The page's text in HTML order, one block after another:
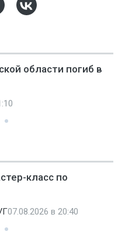
области погиб в
класс по
07.08.2026 в 20:40